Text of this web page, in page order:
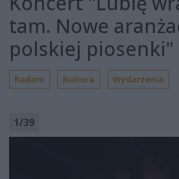
tam. Nowe
polskiej piosenki"
Radom Kultura Wydarzenia
1/39